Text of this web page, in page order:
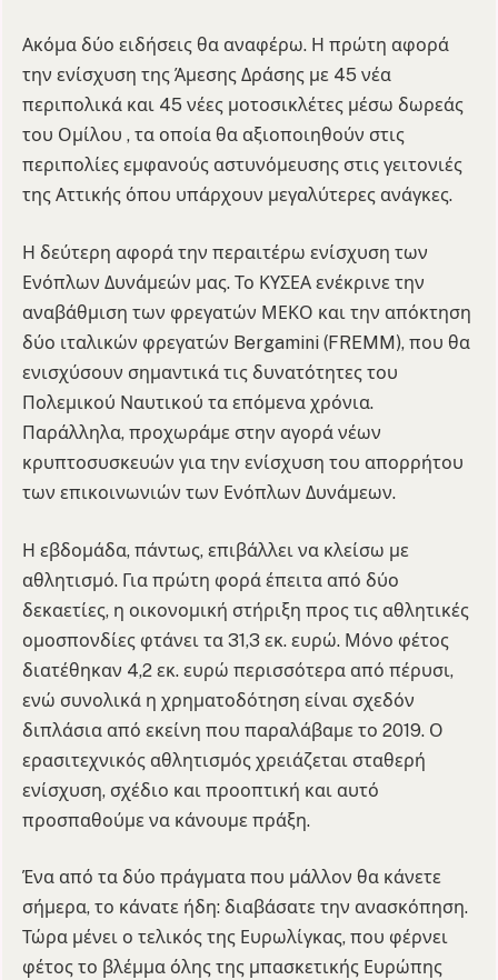
Ακόμα δύο ειδήσεις θα αναφέρω. Η πρώτη αφορά
την ενίσχυση της Άμεσης Δράσης με 45 νέα
περιπολικά και 45 νέες μοτοσικλέτες μέσω δωρεάς
του Ομίλου , τα οποία θα αξιοποιηθούν στις
περιπολίες εμφανούς αστυνόμευσης στις γειτονιές
της Αττικής όπου υπάρχουν μεγαλύτερες ανάγκες.
Η δεύτερη αφορά την περαιτέρω ενίσχυση των
Ενόπλων Δυνάμεών μας. Το ΚΥΣΕΑ ενέκρινε την
αναβάθμιση των φρεγατών ΜΕΚΟ και την απόκτηση
δύο ιταλικών φρεγατών Bergamini (FREMM), που θα
ενισχύσουν σημαντικά τις δυνατότητες του
Πολεμικού Ναυτικού τα επόμενα χρόνια.
Παράλληλα, προχωράμε στην αγορά νέων
κρυπτοσυσκευών για την ενίσχυση του απορρήτου
των επικοινωνιών των Ενόπλων Δυνάμεων.
Η εβδομάδα, πάντως, επιβάλλει να κλείσω με
αθλητισμό. Για πρώτη φορά έπειτα από δύο
δεκαετίες, η οικονομική στήριξη προς τις αθλητικές
ομοσπονδίες φτάνει τα 31,3 εκ. ευρώ. Μόνο φέτος
διατέθηκαν 4,2 εκ. ευρώ περισσότερα από πέρυσι,
ενώ συνολικά η χρηματοδότηση είναι σχεδόν
διπλάσια από εκείνη που παραλάβαμε το 2019. Ο
ερασιτεχνικός αθλητισμός χρειάζεται σταθερή
ενίσχυση, σχέδιο και προοπτική και αυτό
προσπαθούμε να κάνουμε πράξη.
Ένα από τα δύο πράγματα που μάλλον θα κάνετε
σήμερα, το κάνατε ήδη: διαβάσατε την ανασκόπηση.
Τώρα μένει ο τελικός της Ευρωλίγκας, που φέρνει
φέτος το βλέμμα όλης της μπασκετικής Ευρώπης